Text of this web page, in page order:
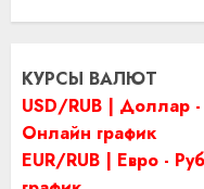
КУРСЫ ВАЛЮТ
USD/RUB | Доллар
Онлайн график
EUR/RUB | Евро -